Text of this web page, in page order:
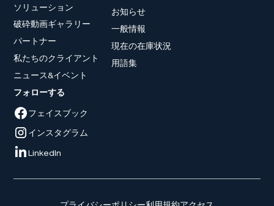
ソリューション
破砕動画ギャラリー
パートナー
私たちのクライアント
ニュース&イベント
お知らせ
一般情報
現在の在庫状況
用語集
フォローする
フェイスブック
インスタグラム
LinkedIn